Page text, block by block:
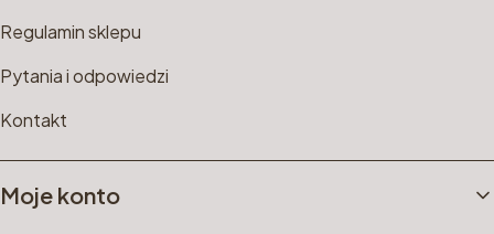
Regulamin sklepu
Pytania i odpowiedzi
Kontakt
Moje konto